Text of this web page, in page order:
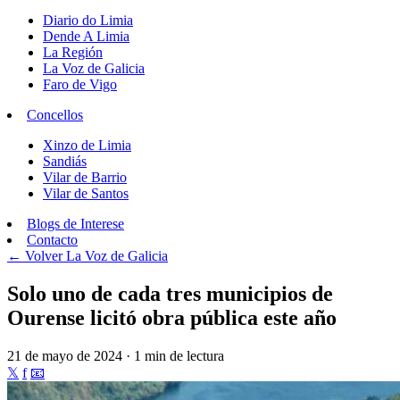
Diario do Limia
Dende A Limia
La Región
La Voz de Galicia
Faro de Vigo
Concellos
Xinzo de Limia
Sandiás
Vilar de Barrio
Vilar de Santos
Blogs de Interese
Contacto
← VolverLa Voz de Galicia
Solo uno de cada tres municipios de
Ourense licitó obra pública este año
21 de mayo de 2024 · 1 min de lectura
𝕏 f 📧